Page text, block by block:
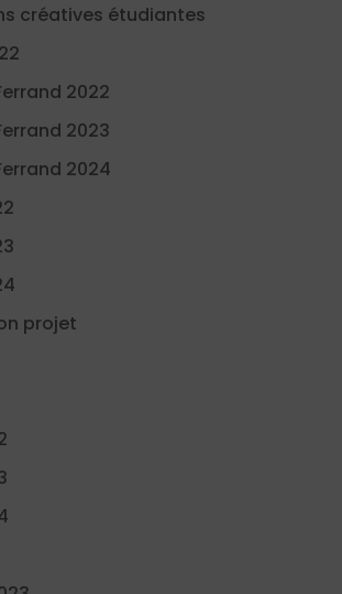
créatives étudiantes
2022
2023
2024
projet